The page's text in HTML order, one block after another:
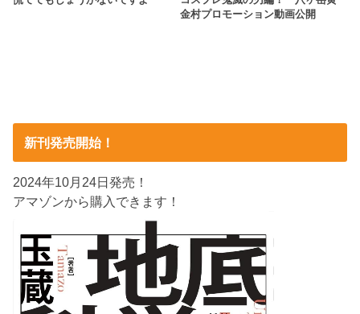
金村プロモーション動画公開
新刊発売開始！
2024年10月24日発売！
アマゾンから購入できます！